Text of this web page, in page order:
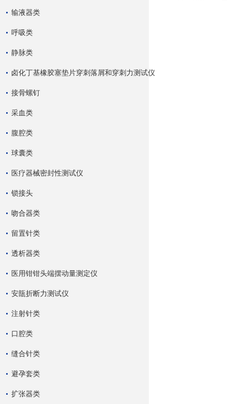
输液器类
呼吸类
静脉类
卤化丁基橡胶塞垫片穿刺落屑和穿刺力测试仪
接骨螺钉
采血类
腹腔类
球囊类
医疗器械密封性测试仪
锁接头
吻合器类
留置针类
透析器类
医用钳钳头端摆动量测定仪
安瓿折断力测试仪
注射针类
口腔类
缝合针类
避孕套类
扩张器类